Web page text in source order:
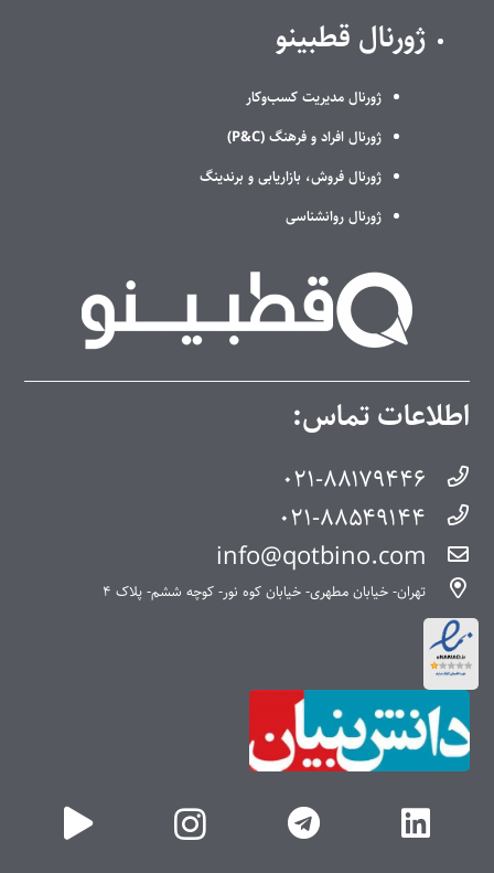
ژورنال قطبینو
ژورنال مدیریت کسب‌وکار
ژورنال افراد و فرهنگ (P&C)
ژورنال فروش، بازاریابی و برندینگ
ژورنال روانشناسی
اطلاعات تماس:
۰۲۱-۸۸۱۷۹۴۴۶
۰۲۱-۸۸۵۴۹۱۴۴
info@qotbino.com
تهران- خیابان مطهری- خیابان کوه نور- کوچه ششم- پلاک ۴